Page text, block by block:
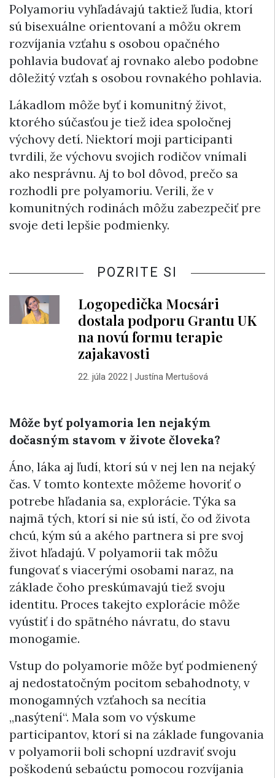
Polyamoriu vyhľadávajú taktiež ľudia, ktorí
sú bisexuálne orientovaní a môžu okrem
rozvíjania vzťahu s osobou opačného
pohlavia budovať aj rovnako alebo podobne
dôležitý vzťah s osobou rovnakého pohlavia.
Lákadlom môže byť i komunitný život,
ktorého súčasťou je tiež idea spoločnej
výchovy detí. Niektorí moji participanti
tvrdili, že výchovu svojich rodičov vnímali
ako nesprávnu. Aj to bol dôvod, prečo sa
rozhodli pre polyamoriu. Verili, že v
komunitných rodinách môžu zabezpečiť pre
svoje deti lepšie podmienky.
POZRITE SI
Logopedička Mocsári
dostala podporu Grantu UK
na novú formu terapie
zajakavosti
22. júla 2022| Justína Mertušová
Môže byť polyamoria len nejakým
dočasným stavom v živote človeka?
Áno, láka aj ľudí, ktorí sú v nej len na nejaký
čas. V tomto kontexte môžeme hovoriť o
potrebe hľadania sa, explorácie. Týka sa
najmä tých, ktorí si nie sú istí, čo od života
chcú, kým sú a akého partnera si pre svoj
život hľadajú. V polyamorii tak môžu
fungovať s viacerými osobami naraz, na
základe čoho preskúmavajú tiež svoju
identitu. Proces takejto explorácie môže
vyústiť i do spätného návratu, do stavu
monogamie.
Vstup do polyamorie môže byť podmienený
aj nedostatočným pocitom sebahodnoty, v
monogamných vzťahoch sa necítia
„nasýtení“. Mala som vo výskume
participantov, ktorí si na základe fungovania
v polyamorii boli schopní uzdraviť svoju
poškodenú sebaúctu pomocou rozvíjania